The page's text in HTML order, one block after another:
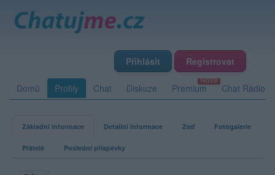
Přihlásit Registrovat
Domů Profily Chat Diskuze Premium Chat Rádio
Základní informace Detailní informace Zeď Fotogalerie
Přátelé Poslední příspěvky